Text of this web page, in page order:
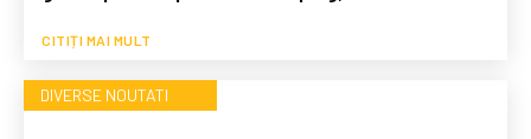
CITIȚI MAI MULT
DIVERSE NOUTATI